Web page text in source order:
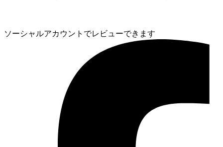
ソーシャルアカウントでレビューできます